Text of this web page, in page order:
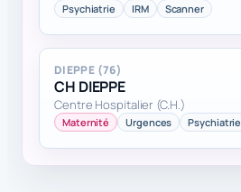
Psychiatrie IRM Scanner
DIEPPE (76)
CH DIEPPE
Centre Hospitalier (C.H.)
Maternité Urgences Psychiatrie